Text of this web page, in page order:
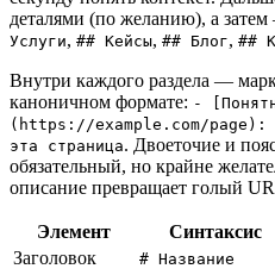
деталями (по желанию), а
Услуги, ## Кейсы, ## Блог, ##
Внутри каждого раздела —
каноничном формате: -
(https://example.com/page):
эта страница. Двоеточие и
обязательный, но крайне
описание превращает голый
Элемент Синтаксис
Заголовок
# Название